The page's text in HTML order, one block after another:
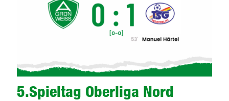
5.Spieltag Oberliga Nord